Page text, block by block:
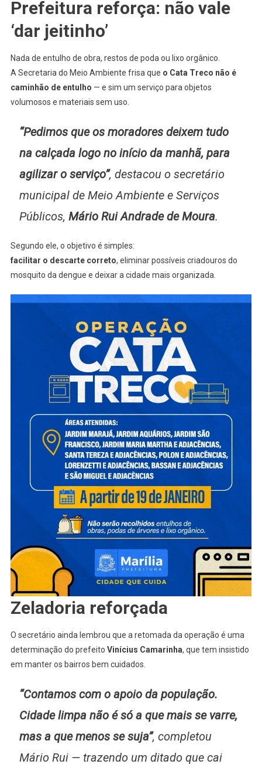
Prefeitura reforça: não vale
‘dar jeitinho’
Nada de entulho de obra, restos de poda ou lixo orgânico.
A Secretaria do Meio Ambiente frisa que o Cata Treco não é
caminhão de entulho — e sim um serviço para objetos
volumosos e materiais sem uso.
“Pedimos que os moradores deixem tudo
na calçada logo no início da manhã, para
agilizar o serviço”, destacou o secretário
municipal de Meio Ambiente e Serviços
Públicos, Mário Rui Andrade de Moura.
Segundo ele, o objetivo é simples:
facilitar o descarte correto, eliminar possíveis criadouros do
mosquito da dengue e deixar a cidade mais organizada.
Zeladoria reforçada
O secretário ainda lembrou que a retomada da operação é uma
determinação do prefeito Vinícius Camarinha, que tem insistido
em manter os bairros bem cuidados.
“Contamos com o apoio da população.
Cidade limpa não é só a que mais se varre,
mas a que menos se suja”, completou
Mário Rui — trazendo um ditado que cai